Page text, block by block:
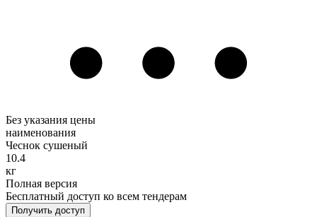
Без указания цены
наименования
Чеснок сушеный
10.4
кг
Полная версия
Бесплатный доступ ко всем тендерам
Получить доступ